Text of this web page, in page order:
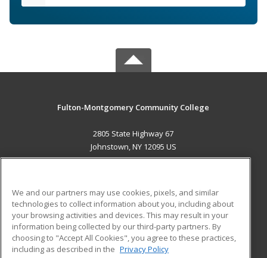
Fulton-Montgomery Community College
2805 State Highway 67
Johnstown, NY 12095 US
ADDITIONAL RESOURCES
Military
Financial Assistance
Help
Student Blog
We and our partners may use cookies, pixels, and similar
technologies to collect information about you, including about
your browsing activities and devices. This may result in your
information being collected by our third-party partners. By
choosing to "Accept All Cookies", you agree to these practices,
including as described in the Privacy Policy